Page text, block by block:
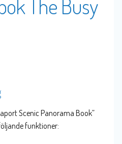
The Busy
Scenic Panorama Book”
funktioner: